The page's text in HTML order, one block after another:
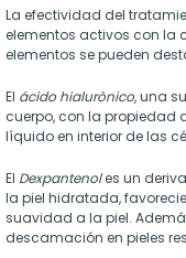
La efectividad del
elementos activos con la
elementos se pueden
El ácido hialurònico, una
cuerpo, con la propiedad
líquido en interior de las
El Dexpantenoles un
la piel hidratada,
suavidad a la piel.
descamación en pieles